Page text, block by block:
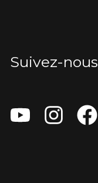
Suivez-nous